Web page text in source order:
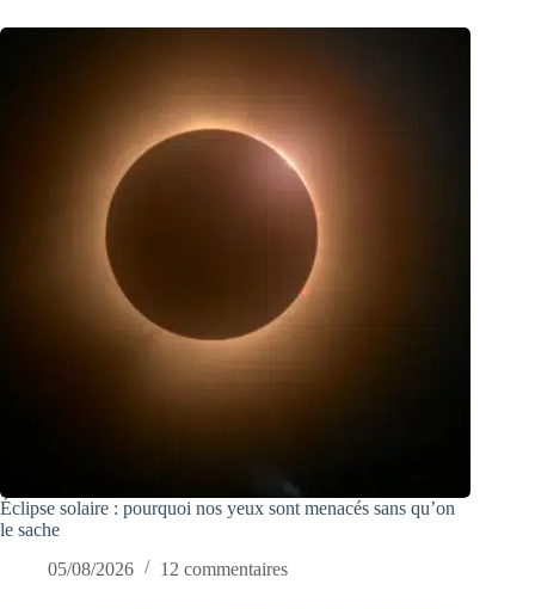
Éclipse solaire : pourquoi nos yeux sont menacés sans qu’on
le sache
05/08/2026
12 commentaires